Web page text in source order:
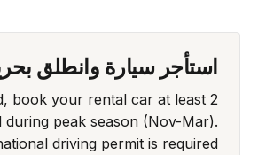
استأجر سيارة وانطلق
book your rental car at least 2
during peak season (Nov-Mar).
driving permit is required